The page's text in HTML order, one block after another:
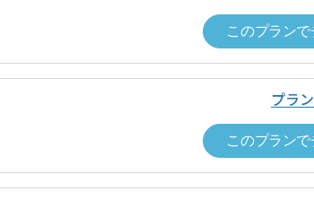
このプラン
プラ
このプラン
スペース予約の決済に利用で
※ポイントによる支払い部分を除く。
小数点切捨（例：250円決済した場合、
※1ポイント=1円、1ポイントから利用
・ポイントは、対象となるサ
・本プログラム特典は、弊
す。あらかじめご了承くだ
・本プログラムは弊社の都合